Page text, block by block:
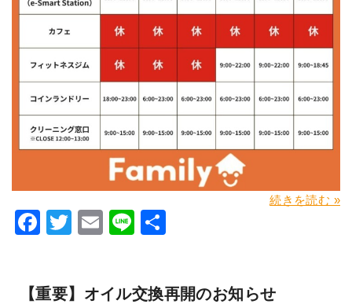
続きを読む »
Facebook
Twitter
Email
Line
【重要】オイル交換再開のお知らせ